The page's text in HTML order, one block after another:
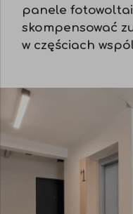
panele
skompensować
w częściach